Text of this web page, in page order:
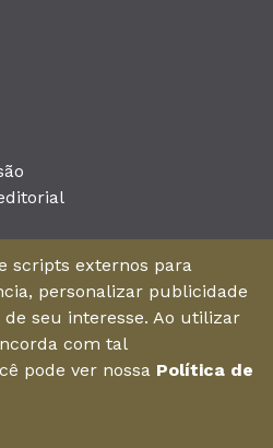
Ltda
No. 2001 – 11º andar - Bairro
CEP 60170-001
scripts externos para
personalizar publicidade
seu interesse. Ao utilizar
com tal
pode ver nossa Política de